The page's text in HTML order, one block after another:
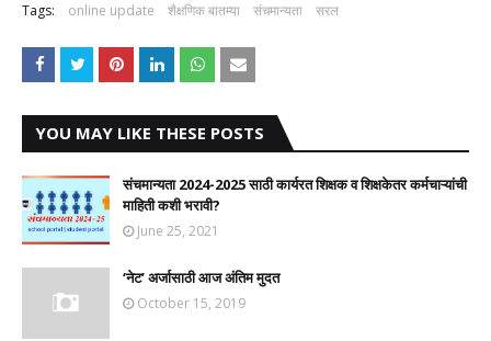
Tags: online update शैक्षणिक बातम्या संचमान्यता सरल
YOU MAY LIKE THESE POSTS
संचमान्यता 2024-2025 साठी कार्यरत शिक्षक व शिक्षकेतर कर्मचाऱ्यांची
माहिती कशी भरावी?
June 25, 2021
‘नेट’ अर्जासाठी आज अंतिम मुदत
October 15, 2019